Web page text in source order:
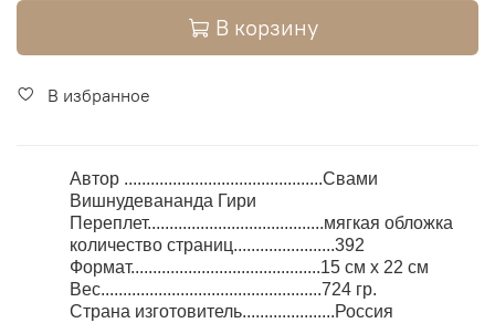
В корзину
В избранное
Автор .............................................Свами
Вишнудевананда Гири
Переплет........................................мягкая обложка
количество страниц.......................392
Формат...........................................15 см x 22 см
Вес..................................................724 гр.
Страна изготовитель.....................Россия